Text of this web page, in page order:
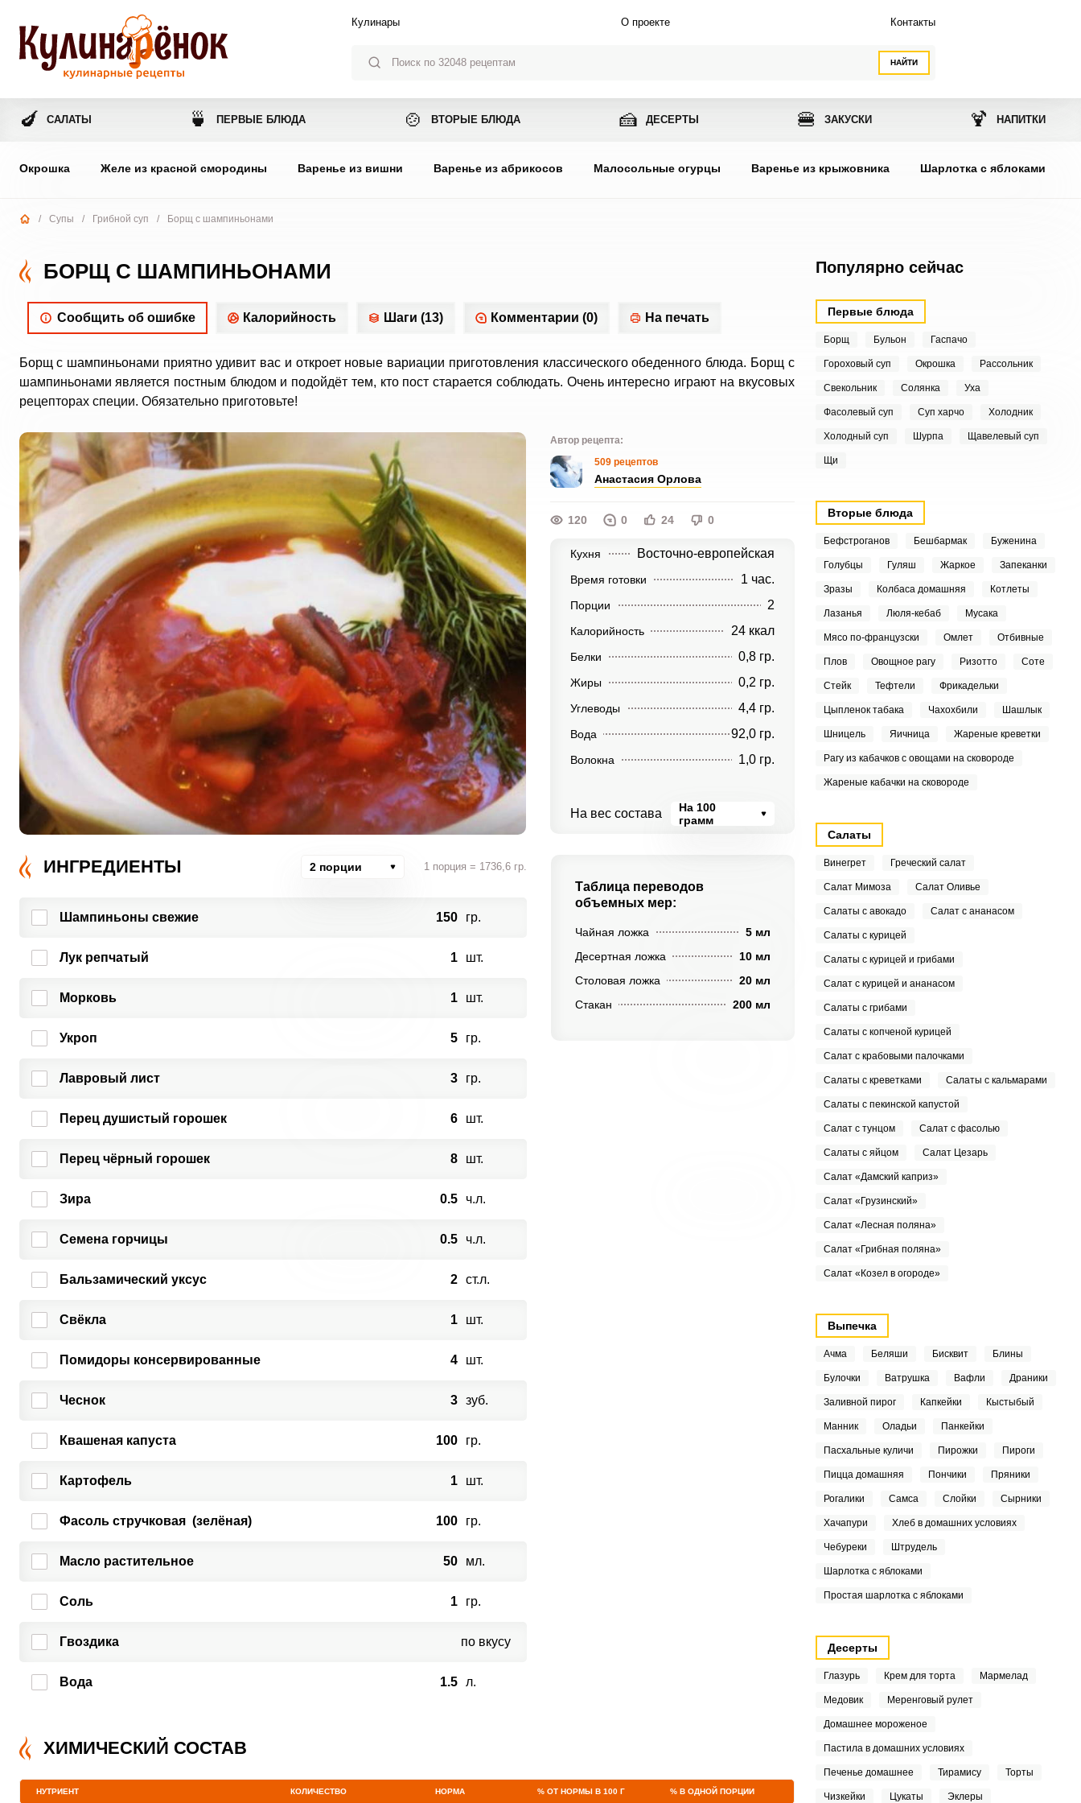
НАЙТИ
Кулинары О проекте Контакты
🍆 САЛАТЫ 🍵 ПЕРВЫЕ БЛЮДА 🍲 ВТОРЫЕ БЛЮДА 🍰 ДЕСЕРТЫ 🍔 ЗАКУСКИ 🍹 НАПИТКИ
Окрошка Желе из красной смородины Варенье из вишни Варенье из абрикосов Малосольные огурцы Варенье из крыжовника Шарлотка с яблоками
/ Супы / Грибной суп / Борщ с шампиньонами
БОРЩ С ШАМПИНЬОНАМИ
Сообщить об ошибке Калорийность Шаги (13) Комментарии (0) На печать
Борщ с шампиньонами приятно удивит вас и откроет новые вариации приготовления классического обеденного блюда. Борщ с
шампиньонами является постным блюдом и подойдёт тем, кто пост старается соблюдать. Очень интересно играют на вкусовых
рецепторах специи. Обязательно приготовьте!
Автор рецепта:
509 рецептов
Анастасия Орлова
120 0 24 0
Кухня Восточно-европейская
Время готовки 1 час.
Порции 2
Калорийность 24 ккал
Белки 0,8 гр.
Жиры 0,2 гр.
Углеводы 4,4 гр.
Вода 92,0 гр.
Волокна 1,0 гр.
На вес состава
На 100
грамм
ИНГРЕДИЕНТЫ 2 порции 1 порция = 1736,6 гр.
Шампиньоны свежие 150 гр.
Лук репчатый 1 шт.
Морковь 1 шт.
Укроп 5 гр.
Лавровый лист 3 гр.
Перец душистый горошек 6 шт.
Перец чёрный горошек 8 шт.
Зира 0.5 ч.л.
Семена горчицы 0.5 ч.л.
Бальзамический уксус 2 ст.л.
Свёкла 1 шт.
Помидоры консервированные 4 шт.
Чеснок 3 зуб.
Квашеная капуста 100 гр.
Картофель 1 шт.
Фасоль стручковая (зелёная) 100 гр.
Масло растительное 50 мл.
Соль 1 гр.
Гвоздика по вкусу
Вода 1.5 л.
Таблица переводов
объемных мер:
Чайная ложка
5 мл
Десертная ложка
10 мл
Столовая ложка
20 мл
Стакан
200 мл
ХИМИЧЕСКИЙ СОСТАВ
НУТРИЕНТ КОЛИЧЕСТВО НОРМА % ОТ НОРМЫ В 100 Г % В ОДНОЙ ПОРЦИИ
Популярно сейчас
Первые блюда
Борщ Бульон Гаспачо
Гороховый суп Окрошка Рассольник
Свекольник Солянка Уха
Фасолевый суп Суп харчо Холодник
Холодный суп Шурпа Щавелевый суп
Щи
Вторые блюда
Бефстроганов Бешбармак Буженина
Голубцы Гуляш Жаркое Запеканки
Зразы Колбаса домашняя Котлеты
Лазанья Люля-кебаб Мусака
Мясо по-французски Омлет Отбивные
Плов Овощное рагу Ризотто Соте
Стейк Тефтели Фрикадельки
Цыпленок табака Чахохбили Шашлык
Шницель Яичница Жареные креветки
Рагу из кабачков с овощами на сковороде
Жареные кабачки на сковороде
Салаты
Винегрет Греческий салат
Салат Мимоза Салат Оливье
Салаты с авокадо Салат с ананасом
Салаты с курицей
Салаты с курицей и грибами
Салат с курицей и ананасом
Салаты с грибами
Салаты с копченой курицей
Салат с крабовыми палочками
Салаты с креветками Салаты с кальмарами
Салаты с пекинской капустой
Салат с тунцом Салат с фасолью
Салаты с яйцом Салат Цезарь
Салат «Дамский каприз»
Салат «Грузинский»
Салат «Лесная поляна»
Салат «Грибная поляна»
Салат «Козел в огороде»
Выпечка
Ачма Беляши Бисквит Блины
Булочки Ватрушка Вафли Драники
Заливной пирог Капкейки Кыстыбый
Манник Оладьи Панкейки
Пасхальные куличи Пирожки Пироги
Пицца домашняя Пончики Пряники
Рогалики Самса Слойки Сырники
Хачапури Хлеб в домашних условиях
Чебуреки Штрудель
Шарлотка с яблоками
Простая шарлотка с яблоками
Десерты
Глазурь Крем для торта Мармелад
Медовик Меренговый рулет
Домашнее мороженое
Пастила в домашних условиях
Печенье домашнее Тирамису Торты
Чизкейки Цукаты Эклеры
1 ИЗ 13 ШАГ
2 ИЗ 13